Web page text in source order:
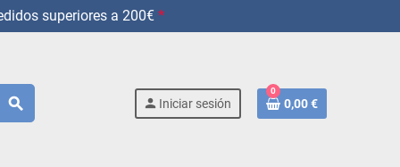
superiores a 200€ *
search person Iniciar sesión
0
0,00 €